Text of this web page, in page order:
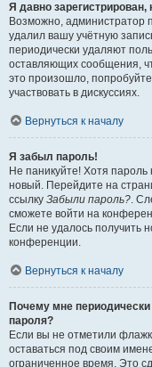
Я давно
Возможно, администратор
удалил вашу учётную
периодически удаляют
оставляющих сообщения,
это произошло, попробуйте
участвовать в дискуссиях.
Вернуться к началу
Я забыл пароль!
Не паникуйте! Хотя пароль
новый. Перейдите на
ссылку Забыли пароль?.
сможете войти на
Если не удалось получить
конференции.
Вернуться к началу
Почему мне
пароля?
Если вы не отметили
оставаться под своим
ограниченное время. Это